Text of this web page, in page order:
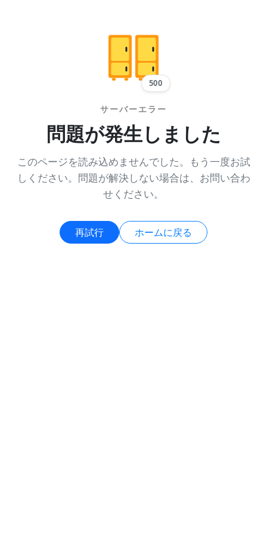
500
サーバーエラー
問題が発生しました
このページを読み込めませんでした。もう一度お試
しください。問題が解決しない場合は、お問い合わ
せください。
再試行 ホームに戻る